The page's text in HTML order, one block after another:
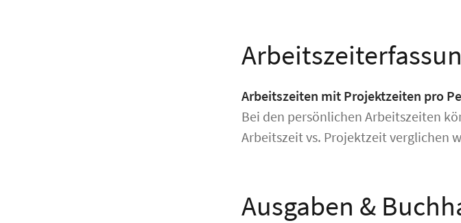
Arbeitszeiten mit Projektzeiten pro
Bei den persönlichen Arbeitszeiten
Arbeitszeit vs. Projektzeit verglichen
Ausgaben &